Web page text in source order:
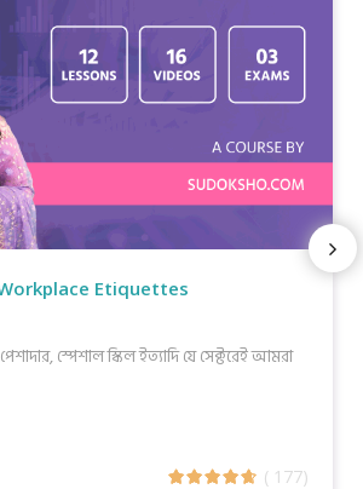
Etiquettes
স্পেশাল স্কিল ইত্যাদি যে সেক্টরেই আমরা
( 177)